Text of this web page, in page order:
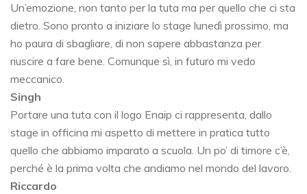
Un’emozione, non tanto per la tuta ma per quello che ci sta
dietro. Sono pronto a iniziare lo stage lunedì prossimo, ma
ho paura di sbagliare, di non sapere abbastanza per
riuscire a fare bene. Comunque sì, in futuro mi vedo
meccanico.
Singh
Portare una tuta con il logo Enaip ci rappresenta, dallo
stage in officina mi aspetto di mettere in pratica tutto
quello che abbiamo imparato a scuola. Un po’ di timore c’è,
perché è la prima volta che andiamo nel mondo del lavoro.
Riccardo